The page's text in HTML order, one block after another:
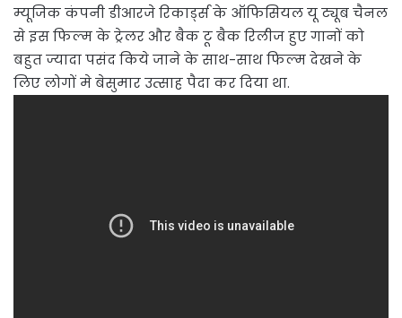
म्यूजिक कंपनी डीआरजे रिकार्ड्स के ऑफिसियल यू ट्यूब चैनल
से इस फिल्म के ट्रेलर और बैक टू बैक रिलीज हुए गानों को
बहुत ज्यादा पसंद किये जाने के साथ-साथ फिल्म देखने के
लिए लोगों मे बेसुमार उत्साह पैदा कर दिया था.